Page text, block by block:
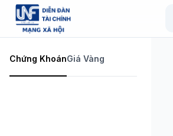
Chứng KhoánGiá Vàng